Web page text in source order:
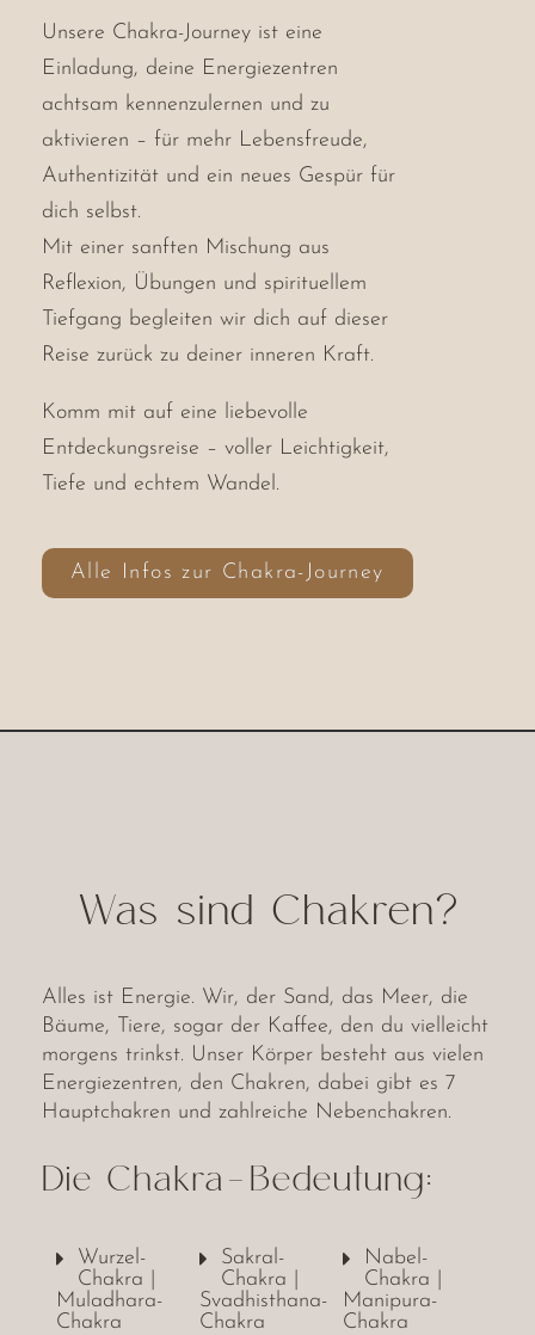
Unsere Chakra-Journey ist eine
Einladung, deine Energiezentren
achtsam kennenzulernen und zu
aktivieren – für mehr Lebensfreude,
Authentizität und ein neues Gespür für
dich selbst.
Mit einer sanften Mischung aus
Reflexion, Übungen und spirituellem
Tiefgang begleiten wir dich auf dieser
Reise zurück zu deiner inneren Kraft.
Komm mit auf eine liebevolle
Entdeckungsreise – voller Leichtigkeit,
Tiefe und echtem Wandel.
Alle Infos zur Chakra-Journey
Was sind Chakren?
Alles ist Energie. Wir, der Sand, das Meer, die
Bäume, Tiere, sogar der Kaffee, den du vielleicht
morgens trinkst. Unser Körper besteht aus vielen
Energiezentren, den Chakren, dabei gibt es 7
Hauptchakren und zahlreiche Nebenchakren.
Die Chakra-Bedeutung:
Wurzel-
Chakra |
Muladhara-
Chakra
Sakral-
Chakra |
Svadhisthana-
Chakra
Nabel-
Chakra |
Manipura-
Chakra